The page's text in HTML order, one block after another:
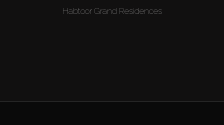
Habtoor Grand Residences